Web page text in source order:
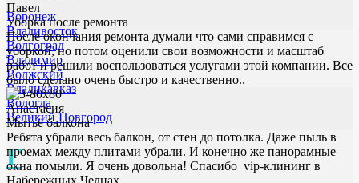
Воронеж
Владивосток
Волгоград
Владимир
Волжский
Владикавказ
Вологда
Великий Новгород
Г
Павел
Уборка после ремонта
После окончания ремонта думали что сами справимся с
уборкой, но потом оценили свои возможности и масштаб
работ и решили воспользоваться услугами этой компании. Все
было сделано очень быстро и качественно..
Анастасия
Мытьё балкона
Ребята убрали весь балкон, от стен до потолка. Даже пыль в
проемах между плитами убрали. И конечно же панорамные
окна помыли. Я очень довольна! Спасибо vip-клининг в